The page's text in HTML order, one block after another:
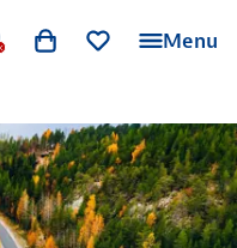
Menu